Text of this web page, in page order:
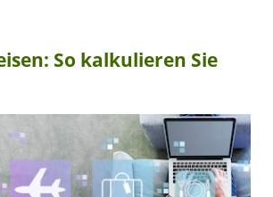
So kalkulieren Sie